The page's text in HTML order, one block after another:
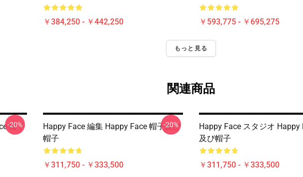
￥384,250 - ￥442,250 ￥593,775 - ￥695,275
もっと見る
関連商品
帽子
-20%
Happy Face 編集 Happy Face 帽子及び
帽子
￥311,750 - ￥333,500
-20%
Happy Face スタジオ Happy
及び帽子
￥311,750 - ￥333,500